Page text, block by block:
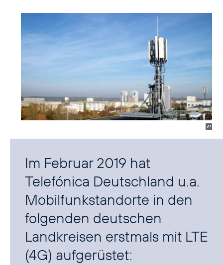
Im Februar 2019 hat
Telefónica Deutschland u.a.
Mobilfunkstandorte in den
folgenden deutschen
Landkreisen erstmals mit LTE
(4G) aufgerüstet: